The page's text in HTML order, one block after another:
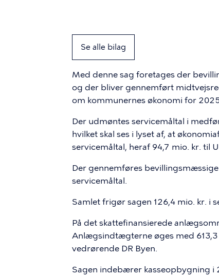
Se alle bilag
Med denne sag foretages der
og der bliver gennemført
om kommunernes økonomi for
Der udmøntes servicemåltal i
hvilket skal ses i lyset af, at
servicemåltal, heraf 94,7 mio. kr. til
Der gennemføres
servicemåltal.
Samlet frigør sagen 126,4 mio. kr. i
På det skattefinansierede
Anlægsindtægterne øges med
vedrørende DR Byen.
Sagen indebærer kasseopbygning i